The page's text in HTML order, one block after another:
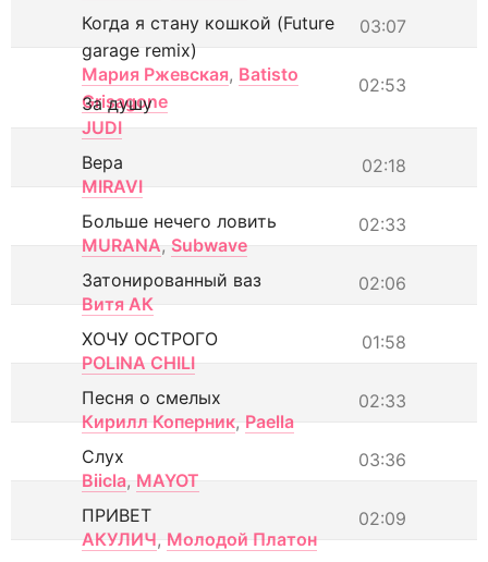
03:07
Когда я стану кошкой (Future
garage remix)
Мария Ржевская, Batisto
Grisagone
02:53
За душу
JUDI
02:18
Вера
MIRAVI
02:33
Больше нечего ловить
MURANA, Subwave
02:06
Затонированный ваз
Витя АК
01:58
ХОЧУ ОСТРОГО
POLINA CHILI
02:33
Песня о смелых
Кирилл Коперник, Paella
03:36
Слух
Biicla, MAYOT
02:09
ПРИВЕТ
АКУЛИЧ, Молодой Платон